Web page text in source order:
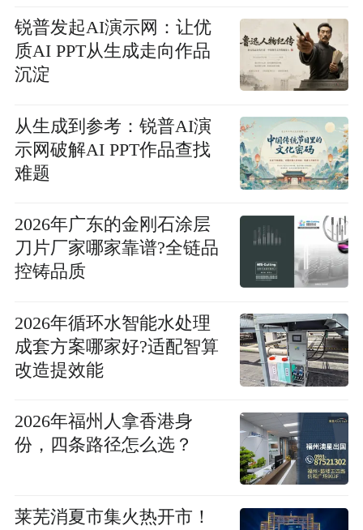
锐普发起AI演示网：让优
质AI PPT从生成走向作品
沉淀
从生成到参考：锐普AI演
示网破解AI PPT作品查找
难题
2026年广东的金刚石涂层
刀片厂家哪家靠谱?全链品
控铸品质
2026年循环水智能水处理
成套方案哪家好?适配智算
改造提效能
2026年福州人拿香港身
份，四条路径怎么选？
莱芜消夏市集火热开市！